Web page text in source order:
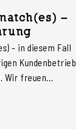
–
– in diesem Fall
Kundenbetrieb
Wir freuen…